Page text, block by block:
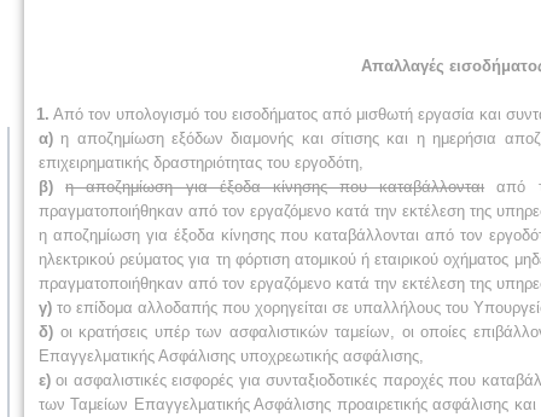
Απαλλαγές
1. Από τον υπολογισμό του εισοδήματος από μισθωτή εργασία και
α) η αποζημίωση εξόδων διαμονής και σίτισης και η ημερήσια
επιχειρηματικής δραστηριότητας του εργοδότη,
β)
η αποζημίωση για έξοδα κίνησης που καταβάλλονται από
πραγματοποιήθηκαν από τον εργαζόμενο κατά την εκτέλεση της
η αποζημίωση για έξοδα κίνησης που καταβάλλονται από τον
ηλεκτρικού ρεύματος για τη φόρτιση ατομικού ή εταιρικού
πραγματοποιήθηκαν από τον εργαζόμενο κατά την εκτέλεση της
γ) το επίδομα αλλοδαπής που χορηγείται σε υπαλλήλους του
δ) οι κρατήσεις υπέρ των ασφαλιστικών ταμείων, οι οποίες
Επαγγελματικής Ασφάλισης υποχρεωτικής ασφάλισης,
ε) οι ασφαλιστικές εισφορές για συνταξιοδοτικές παροχές που
των Ταμείων Επαγγελματικής Ασφάλισης προαιρετικής ασφάλισης